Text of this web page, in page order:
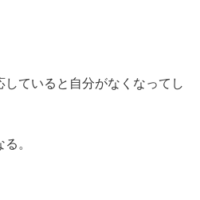
ていると自分がなくなってし
。